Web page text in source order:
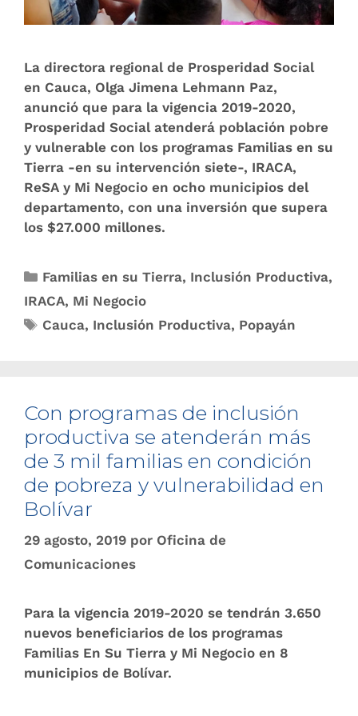
La directora regional de Prosperidad Social
en Cauca, Olga Jimena Lehmann Paz,
anunció que para la vigencia 2019-2020,
Prosperidad Social atenderá población pobre
y vulnerable con los programas Familias en su
Tierra -en su intervención siete-, IRACA,
ReSA y Mi Negocio en ocho municipios del
departamento, con una inversión que supera
los $27.000 millones.
Familias en su Tierra, Inclusión Productiva,
IRACA, Mi Negocio
Cauca, Inclusión Productiva, Popayán
Con programas de inclusión
productiva se atenderán más
de ​3 mil familias en condición
de pobreza y vulnerabilidad en
Bolívar
29 agosto, 2019 por Oficina de
Comunicaciones
Para la vigencia 2019-2020 se tendrán 3.650
nuevos beneficiarios de los programas
Familias En Su Tierra y Mi Negocio en 8
municipios de Bolívar.